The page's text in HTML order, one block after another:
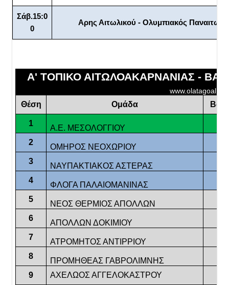
Σάβ.15:0
0
Αρης Αιτωλικού - Ολυμπιακός
Α' ΤΟΠΙΚΟ ΑΙΤΩΛΟΑΚΑΡΝΑΝΙΑΣ -
www.olatagoal.gr
Θέση Ομάδα
1
Α.Ε. ΜΕΣΟΛΟΓΓΙΟΥ
2
ΟΜΗΡΟΣ ΝΕΟΧΩΡΙΟΥ
3
ΝΑΥΠΑΚΤΙΑΚΟΣ ΑΣΤΕΡΑΣ
4
ΦΛΟΓΑ ΠΑΛΑΙΟΜΑΝΙΝΑΣ
5
ΝΕΟΣ ΘΕΡΜΙΟΣ ΑΠΟΛΛΩΝ
6
ΑΠΟΛΛΩΝ ΔΟΚΙΜΙΟΥ
7
ΑΤΡΟΜΗΤΟΣ ΑΝΤΙΡΡΙΟΥ
8
ΠΡΟΜΗΘΕΑΣ ΓΑΒΡΟΛΙΜΝΗΣ
9
ΑΧΕΛΩΟΣ ΑΓΓΕΛΟΚΑΣΤΡΟΥ